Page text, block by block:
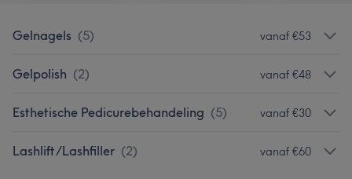
Gelnagels (5) vanaf €53
Gelpolish (2) vanaf €48
Esthetische Pedicurebehandeling (5) vanaf €30
Lashlift/Lashfiller (2) vanaf €60